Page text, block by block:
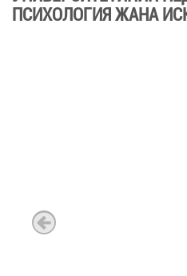
ПСИХОЛОГИЯ ЖАНА